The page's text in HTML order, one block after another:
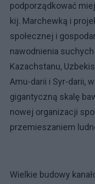
podporządkować
kij. Marchewką i
społecznej i
nawodnienia
Kazachstanu,
Amu-darii i Syr-darii,
gigantyczną skalę
nowej organizacji
przemieszaniem
Wielkie budowy